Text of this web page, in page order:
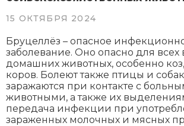
15 ОКТЯБРЯ 2024
Бруцеллёз – опасное
заболевание. Оно опасно для всех
домашних животных, особенно
коров. Болеют также птицы и
заражаются при контакте с
животными, а также их
передача инфекции при
зараженных молочных и мясных